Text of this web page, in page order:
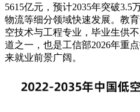
5615亿元，预计2035年突破3.5
物流等细分领域快速发展。教
空技术与工程专业，毕业生供
道之一，也是工信部2026年重
来就业前景广阔。